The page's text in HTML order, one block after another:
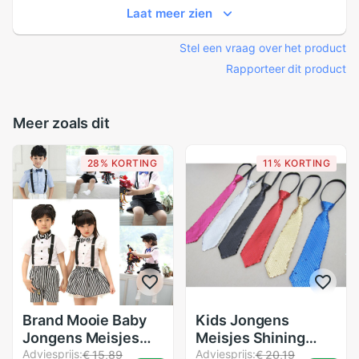
Laat meer zien
Stel een vraag over het product
Rapporteer dit product
Meer zoals dit
28% KORTING
Brand Mooie Baby
Jongens Meisjes
Clip-On Bretel Y-
Adviesprijs:€ 15,89
11% KORTING
Kids Jongens
Meisjes Shining
Sequin Pre-
Adviesprijs:€ 20,19